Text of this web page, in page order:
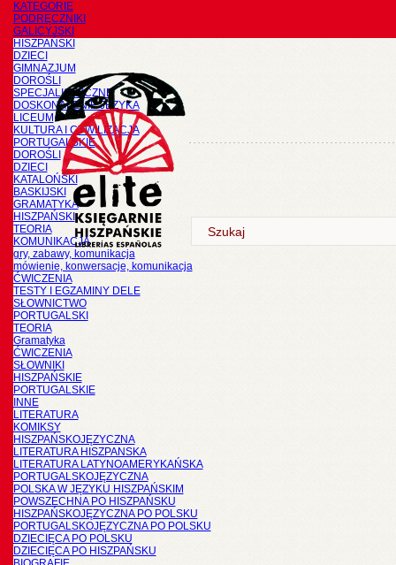
KATEGORIE
PODRĘCZNIKI
GALICYJSKI
HISZPAŃSKI
DZIECI
GIMNAZJUM
DOROŚLI
SPECJALISTYCZNE
DOSKONALENIE JĘZYKA
LICEUM
KULTURA I CYWILIZACJA
PORTUGALSKIE
DOROŚLI
DZIECI
KATALOŃSKI
BASKIJSKI
GRAMATYKA
HISZPAŃSKI
TEORIA
KOMUNIKACJA
gry, zabawy, komunikacja
mówienie, konwersacje, komunikacja
ĆWICZENIA
TESTY I EGZAMINY DELE
SŁOWNICTWO
PORTUGALSKI
TEORIA
Gramatyka
ĆWICZENIA
SŁOWNIKI
HISZPAŃSKIE
PORTUGALSKIE
INNE
LITERATURA
KOMIKSY
HISZPAŃSKOJĘZYCZNA
LITERATURA HISZPANSKA
LITERATURA LATYNOAMERYKAŃSKA
PORTUGALSKOJĘZYCZNA
POLSKA W JĘZYKU HISZPAŃSKIM
POWSZECHNA PO HISZPAŃSKU
HISZPAŃSKOJĘZYCZNA PO POLSKU
PORTUGALSKOJĘZYCZNA PO POLSKU
DZIECIĘCA PO POLSKU
DZIECIĘCA PO HISZPAŃSKU